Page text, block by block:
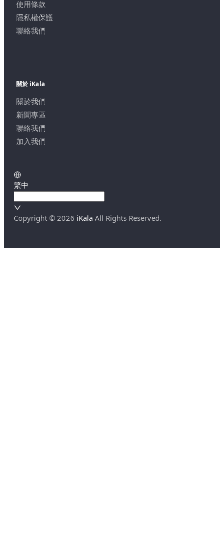
使用條款
隱私權保護
聯絡我們
關於 iKala
關於我們
新聞專區
聯絡我們
加入我們
繁中
Copyright © 2026 iKala All Rights Reserved.